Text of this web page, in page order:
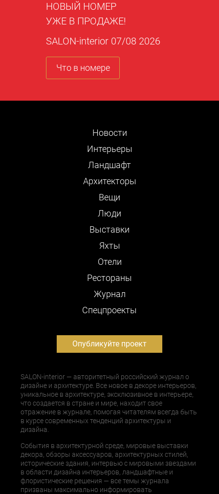
НОВЫЙ НОМЕР
УЖЕ В ПРОДАЖЕ!
SALON-interior 07/08 2026
Что в номере
Новости
Интерьеры
Ландшафт
Архитекторы
Вещи
Люди
Выставки
Яхты
Отели
Рестораны
Журнал
Cпецпроекты
Опубликуйте проект
SALON-interior — авторитетный российский журнал о
дизайне и архитектуре. Все новое в декоре интерьеров,
уникальное в архитектуре, эксклюзивное в интерьере,
что создается в стране и мире, находит свое
отражение в журнале, помогая читателям всегда быть
в курсе современных тенденций архитектуры и
дизайна.
События в архитектурной среде, мировые выставки
декора, обзоры аксессуаров, архитектурных стилей,
исторические здания, интервью с мировыми звездами
в области дизайна интерьеров, ландшафтные и
флористические решения — все темы журнала
призваны максимально информировать